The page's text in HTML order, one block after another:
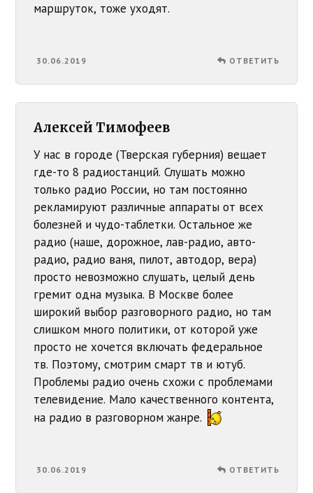
маршруток, тоже уходят.
30.06.2019 ОТВЕТИТЬ
Алексей Тимофеев
У нас в городе (Тверская губерния) вещает
где-то 8 радиостанций. Слушать можно
только радио России, но там постоянно
рекламируют различные аппараты от всех
болезней и чудо-таблетки. Остальное же
радио (наше, дорожное, лав-радио, авто-
радио, радио ваня, пилот, автодор, вера)
просто невозможно слушать, целый день
гремит одна музыка. В Москве более
широкий выбор разговорного радио, но там
слишком много политики, от которой уже
просто не хочется включать федеральное
тв. Поэтому, смотрим смарт тв и ютуб.
Проблемы радио очень схожи с проблемами
телевидение. Мало качественного контента,
на радио в разговорном жанре.
30.06.2019 ОТВЕТИТЬ